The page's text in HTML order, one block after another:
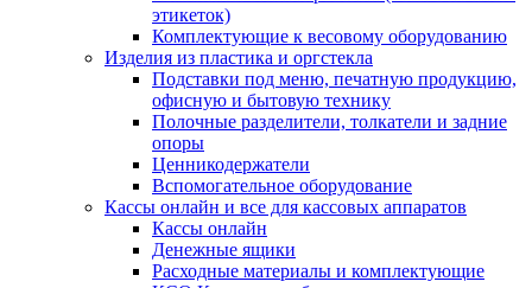
этикеток)
Комплектующие к весовому оборудованию
Изделия из пластика и оргстекла
Подставки под меню, печатную продукцию,
офисную и бытовую технику
Полочные разделители, толкатели и задние
опоры
Ценникодержатели
Вспомогательное оборудование
Кассы онлайн и все для кассовых аппаратов
Кассы онлайн
Денежные ящики
Расходные материалы и комплектующие